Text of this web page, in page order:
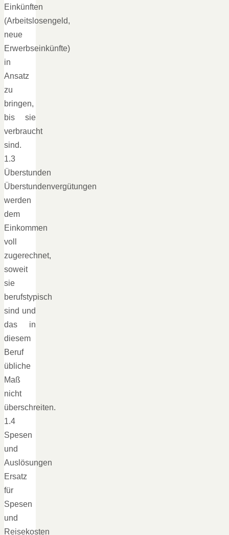
Einkünften
(Arbeitslosengeld,
neue
Erwerbseinkünfte)
in
Ansatz
zu
bringen,
bis sie
verbraucht
sind.
1.3
Überstunden
Überstundenvergütungen
werden
dem
Einkommen
voll
zugerechnet,
soweit
sie
berufstypisch
sind und
das in
diesem
Beruf
übliche
Maß
nicht
überschreiten.
1.4
Spesen
und
Auslösungen
Ersatz
für
Spesen
und
Reisekosten